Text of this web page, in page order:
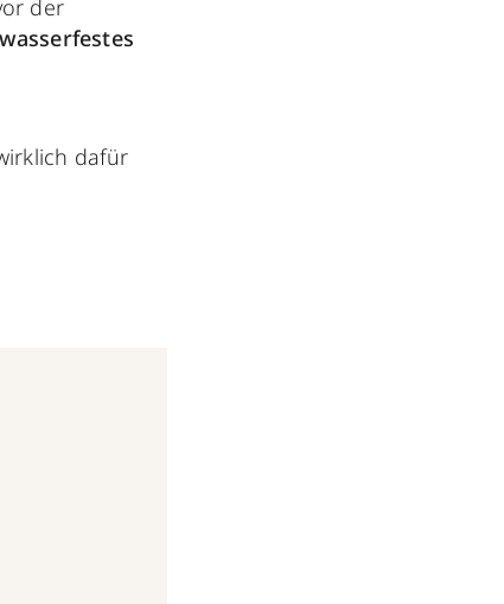
der
wasserfestes
dafür